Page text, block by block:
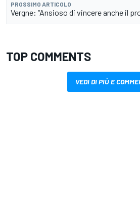
PROSSIMO ARTICOLO
Vergne: “Ansioso di vincere anche il
TOP COMMENTS
VEDI DI PIÙ E